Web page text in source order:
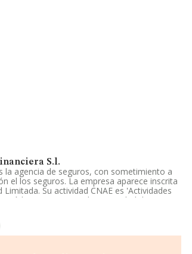
S.l.
la agencia de seguros, con sometimiento a
el los seguros. La empresa aparece inscrita
Su actividad CNAE es 'Actividades
código 6622. No realiza actividad de
Financiera S.L
De Rivera En E núm. 14, (30008), en el